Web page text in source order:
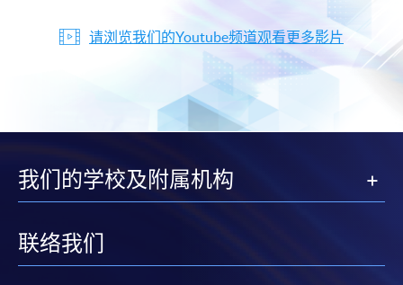
请浏览我们的Youtube频道观看更多影片
我们的学校及附属机构
联络我们